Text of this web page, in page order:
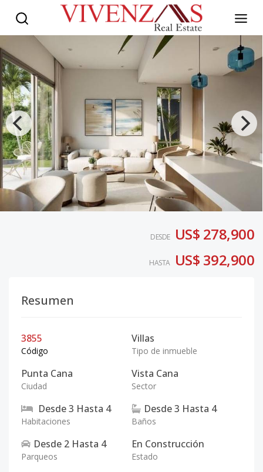
DESDE US$ 278,900
HASTA US$ 392,900
Resumen
3855
Código
Villas
Tipo de inmueble
Punta Cana
Ciudad
Vista Cana
Sector
Desde3 Hasta 4
Habitaciones
Desde3 Hasta 4
Baños
Desde 2 Hasta 4
Parqueos
En Construcción
Estado